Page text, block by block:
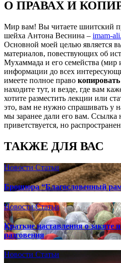
О ПРАВАХ И
Мир вам! Вы читаете шиитский
шейха Антона Веснина – imam-
Основной моей целью является
материалов, повествующих об
Мухаммада и его семейства (мир
информации до всех
имеете полное право
находите тут, и везде, где вам
хотите разместить лекции или
это, вам не нужно спрашивать у
мы заранее дали его вам. Ссылка
приветствуется, но
ТАКЖЕ ДЛЯ ВАС
НовостиСтатьи
Брошюра “Благословенный
НовостиСтатьи
Краткие наставления о закяте
разговения
Новости Статьи